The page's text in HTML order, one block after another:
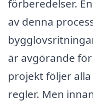
förberedelser.
av denna
är avgörande
projekt följer
regler. Men